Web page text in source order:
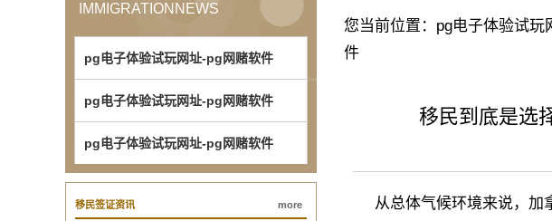
IMMIGRATIONNEWS
pg电子体验试玩网址-pg网赌软件
pg电子体验试玩网址-pg网赌软件
pg电子体验试玩网址-pg网赌软件
移民签证资讯 more
您当前位置： pg电子体验试玩
件
移民到底是选
从总体气候环境来说，加拿